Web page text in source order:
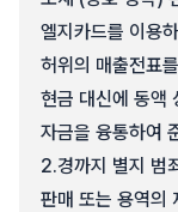
엘지카드를 이용
허위의 매출전표
현금 대신에 동액
자금을 융통하여
2.경까지 별지 범
판매 또는 용역의